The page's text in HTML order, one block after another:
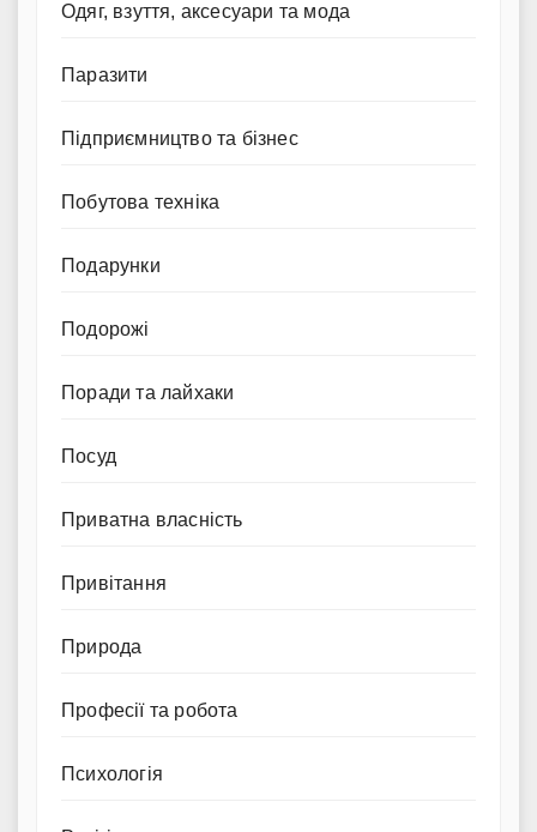
Одяг, взуття, аксесуари та мода
Паразити
Підприємництво та бізнес
Побутова техніка
Подарунки
Подорожі
Поради та лайхаки
Посуд
Приватна власність
Привітання
Природа
Професії та робота
Психологія